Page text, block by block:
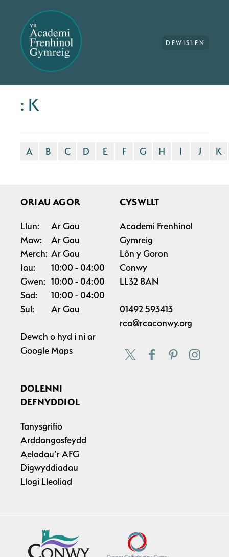
DEWISLEN
: K
A B C D E F G H I J K
ORIAU AGOR
Llun:
Ar Gau
Maw:
Ar Gau
Merch: Ar Gau
Iau:
10:00
04:00
Gwen: 10:00
04:00
Sad:
10:00
04:00
Sul:
Ar Gau
Dewch o hyd i ni ar
Google Maps
CYSWLLT
Academi Frenhinol
Gymreig
Lôn y Goron
Conwy
LL32 8AN
01492 593413
rca@rcaconwy.org
DOLENNI
DEFNYDDIOL
Tanysgrifio
Arddangosfeydd
Aelodau’r AFG
Digwyddiadau
Llogi Lleoliad